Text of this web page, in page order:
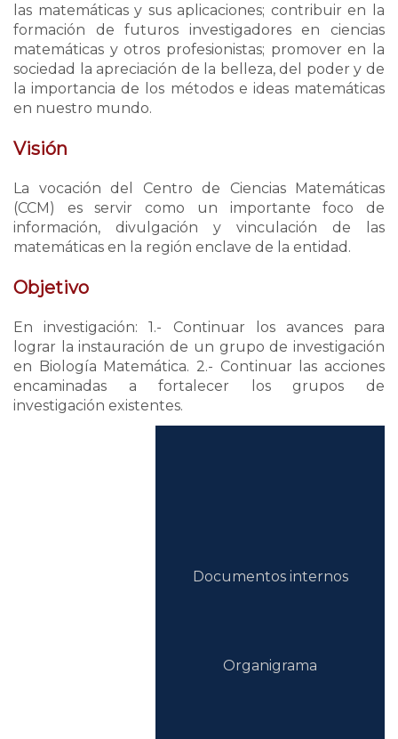
las matemáticas y sus aplicaciones; contribuir en la
formación de futuros investigadores en ciencias
matemáticas y otros profesionistas; promover en la
sociedad la apreciación de la belleza, del poder y de
la importancia de los métodos e ideas matemáticas
en nuestro mundo.
Visión
La vocación del Centro de Ciencias Matemáticas
(CCM) es servir como un importante foco de
información, divulgación y vinculación de las
matemáticas en la región enclave de la entidad.
Objetivo
En investigación: 1.- Continuar los avances para
lograr la instauración de un grupo de investigación
en Biología Matemática. 2.- Continuar las acciones
encaminadas a fortalecer los grupos de
investigación existentes.
Documentos internos
Organigrama